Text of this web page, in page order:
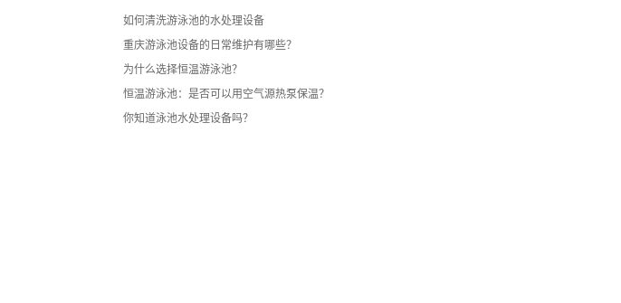
如何清洗游泳池的水处理设备
重庆游泳池设备的日常维护有哪些？
为什么选择恒温游泳池？
恒温游泳池：是否可以用空气源热泵保温？
你知道泳池水处理设备吗？